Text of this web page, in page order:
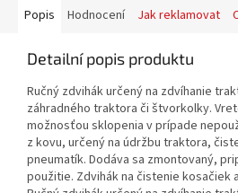
Popis Hodnocení Jak reklamovat
Detailní popis produktu
Ručný zdvihák určený na zdvíhanie
záhradného traktora či štvorkolky.
možnosťou sklopenia v prípade
z kovu, určený na údržbu traktora,
pneumatík. Dodáva sa zmontovaný,
použitie. Zdvihák na čistenie kosačiek